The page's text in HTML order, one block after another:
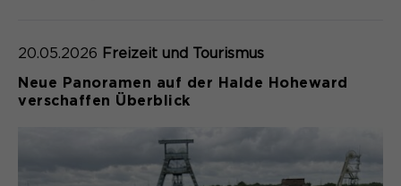
20.05.2026 Freizeit und Tourismus
Neue Panoramen auf der Halde Hoheward
verschaffen Überblick